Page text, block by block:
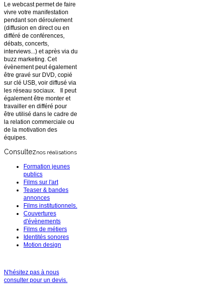
Le webcast permet de faire
vivre votre manifestation
pendant son déroulement
(diffusion en direct ou en
différé de conférences,
débats, concerts,
interviews...) et après via du
buzz marketing. Cet
évènement peut également
être gravé sur DVD, copié
sur clé USB, voir diffusé via
les réseau sociaux. Il peut
également être monter et
travailler en différé pour
être utilisé dans le cadre de
la relation commerciale ou
de la motivation des
équipes.
Consulteznos réalisations
Formation jeunes
publics
Films sur l'art
Teaser & bandes
annonces
Films institutionnels.
Couvertures
d'évènements
Films de métiers
Identités sonores
Motion design
N'hésitez pas à nous
consulter pour un devis.